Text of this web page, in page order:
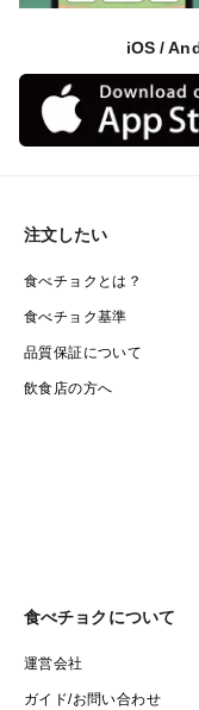
iOS /
注文したい
食べチョクとは？
食べチョク基準
品質保証について
飲食店の方へ
食べチョクについて
運営会社
ガイド/お問い合わせ